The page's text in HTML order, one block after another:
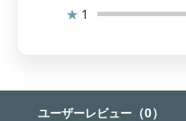
★ 1
ユーザーレビュー （0）